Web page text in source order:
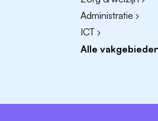
Administratie ›
ICT ›
Alle